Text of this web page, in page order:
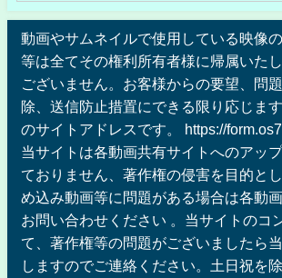
動画やサムネイルで使用している映像
等は全てその権利所有者様に帰属いた
ございません。お客様からの要望、問
除、送信防止措置にできる限り応じま
のサイトアドレスです。 https://
当サイトは各動画共有サイトへのアッ
ておりません、著作権の侵害を目的と
め込み動画等に問題がある場合は各動
お問い合わせください 。当サイトのコ
て、著作権等の問題がございましたら
しますのでご連絡ください。土日祝を